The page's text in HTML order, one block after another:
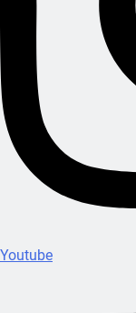
Youtube